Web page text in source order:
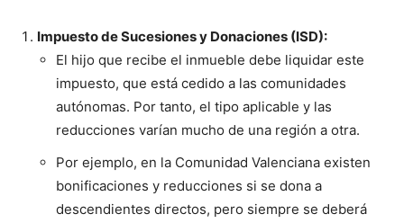
Impuesto de Sucesiones y Donaciones (ISD):
El hijo que recibe el inmueble debe liquidar este
impuesto, que está cedido a las comunidades
autónomas. Por tanto, el tipo aplicable y las
reducciones varían mucho de una región a otra.
Por ejemplo, en la Comunidad Valenciana existen
bonificaciones y reducciones si se dona a
descendientes directos, pero siempre se deberá